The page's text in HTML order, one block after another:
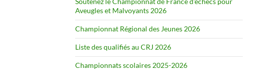
Aveugles et Malvoyants 2026
Championnat Régional des Jeunes 2026
Liste des qualifiés au CRJ 2026
Championnats scolaires 2025-2026